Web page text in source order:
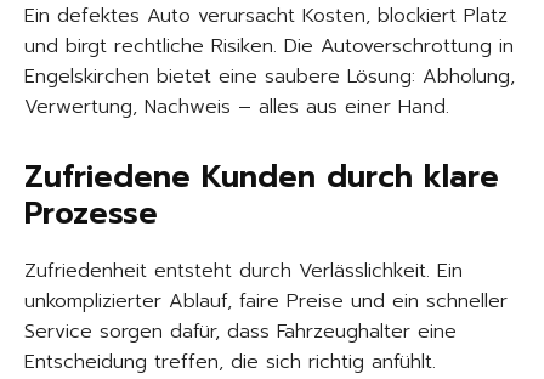
Ein defektes Auto verursacht Kosten, blockiert Platz
und birgt rechtliche Risiken. Die Autoverschrottung in
Engelskirchen bietet eine saubere Lösung: Abholung,
Verwertung, Nachweis – alles aus einer Hand.
Zufriedene Kunden durch klare
Prozesse
Zufriedenheit entsteht durch Verlässlichkeit. Ein
unkomplizierter Ablauf, faire Preise und ein schneller
Service sorgen dafür, dass Fahrzeughalter eine
Entscheidung treffen, die sich richtig anfühlt.